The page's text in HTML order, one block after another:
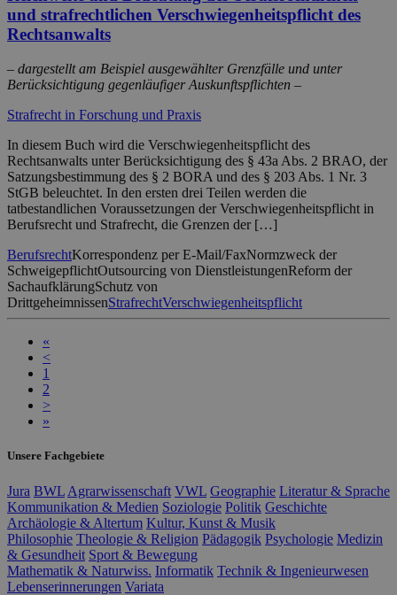
und strafrechtlichen Verschwiegenheitspflicht des
Rechtsanwalts
– dargestellt am Beispiel ausgewählter Grenzfälle und unter
Berücksichtigung gegenläufiger Auskunftspflichten –
Strafrecht in Forschung und Praxis
In diesem Buch wird die Verschwiegenheitspflicht des
Rechtsanwalts unter Berücksichtigung des § 43a Abs. 2 BRAO, der
Satzungsbestimmung des § 2 BORA und des § 203 Abs. 1 Nr. 3
StGB beleuchtet. In den ersten drei Teilen werden die
tatbestandlichen Voraussetzungen der Verschwiegenheitspflicht in
Berufsrecht und Strafrecht, die Grenzen der […]
BerufsrechtKorrespondenz per E-Mail/FaxNormzweck der
SchweigepflichtOutsourcing von DienstleistungenReform der
SachaufklärungSchutz von
DrittgeheimnissenStrafrechtVerschwiegenheitspflicht
«
<
1
2
>
»
Unsere Fachgebiete
Jura BWL Agrarwissenschaft VWL Geographie Literatur & Sprache
Kommunikation & Medien Soziologie Politik Geschichte
Archäologie & Altertum Kultur, Kunst & Musik
Philosophie Theologie & Religion Pädagogik Psychologie Medizin
& Gesundheit Sport & Bewegung
Mathematik & Naturwiss. Informatik Technik & Ingenieurwesen
Lebenserinnerungen Variata